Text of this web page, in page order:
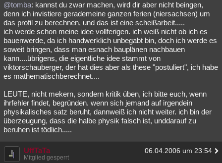
@tomba: kannst du zwar machen, wird dir aber nicht beingen,
denn ich invistiere gerademeine ganzen ferien (niersachsen) um
das profil zu berechnen, und das ist eine scheißarbeit.....
ich werde schon meine idee vollferigen. ich weiß nicht ob ich es
bauenwerde, da ich handwerklich unbegabt bin, doch ich werde es
soweit bringen, dass man esnach bauplänen nachbauen
kann....übrigens, die eigentliche idee stammt von
viktorschauberger, der hat dies aber als these "postuliert", ich habe
es mathematischberechnet....
LEUTE, nicht mekern, sondern kritik üben, ich bitte euch, wenn
ihrfehler findet, begründen. wenn sich jemand auf irgendein
physikalisches satz beruht, dannweiß ich nicht weiter. ich bin der
überzeugung, dass die halbe physik falsch ist, unddarauf zu
beruhen ist tödlich.....
UffTaTa 06.04.2006 um 23:54
Mitglied gesperrt